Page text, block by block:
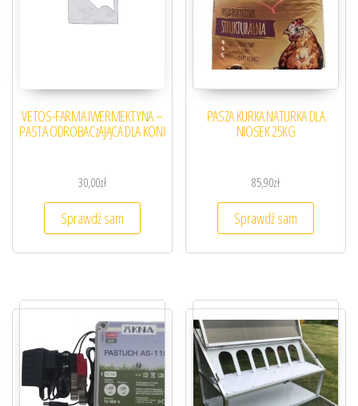
VETOS-FARMA IWERMEKTYNA –
PASTA ODROBACzAJĄCA DLA KONI
30,00zł
Sprawdź sam
PASZA KURKA NATURKA DLA
NIOSEK 25KG
85,90zł
Sprawdź sam